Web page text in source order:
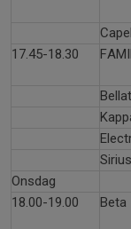
17.45-18.30
Sirius
Onsdag
18.00-19.00
Beta